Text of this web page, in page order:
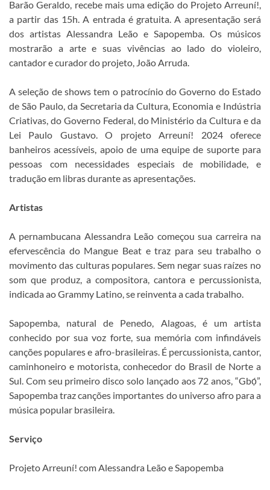
Barão Geraldo, recebe mais uma edição do Projeto Arreuní!,
a partir das 15h. A entrada é gratuita. A apresentação será
dos artistas Alessandra Leão e Sapopemba. Os músicos
mostrarão a arte e suas vivências ao lado do violeiro,
cantador e curador do projeto, João Arruda.
A seleção de shows tem o patrocínio do Governo do Estado
de São Paulo, da Secretaria da Cultura, Economia e Indústria
Criativas, do Governo Federal, do Ministério da Cultura e da
Lei Paulo Gustavo. O projeto Arreuní! 2024 oferece
banheiros acessíveis, apoio de uma equipe de suporte para
pessoas com necessidades especiais de mobilidade, e
tradução em libras durante as apresentações.
Artistas
A pernambucana Alessandra Leão começou sua carreira na
efervescência do Mangue Beat e traz para seu trabalho o
movimento das culturas populares. Sem negar suas raízes no
som que produz, a compositora, cantora e percussionista,
indicada ao Grammy Latino, se reinventa a cada trabalho.
Sapopemba, natural de Penedo, Alagoas, é um artista
conhecido por sua voz forte, sua memória com infindáveis
canções populares e afro-brasileiras. É percussionista, cantor,
caminhoneiro e motorista, conhecedor do Brasil de Norte a
Sul. Com seu primeiro disco solo lançado aos 72 anos, “Gbọ́”,
Sapopemba traz canções importantes do universo afro para a
música popular brasileira.
Serviço
Projeto Arreuní! com Alessandra Leão e Sapopemba